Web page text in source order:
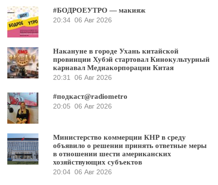
#БОДРОЕУТРО — макияж
20:34 06 Авг 2026
Накануне в городе Ухань китайской
провинции Хубэй стартовал Кинокультурный
карнавал Медиакорпорации Китая
20:31 06 Авг 2026
#подкаст@radiometro
20:05 06 Авг 2026
Министерство коммерции КНР в среду
объявило о решении принять ответные меры
в отношении шести американских
хозяйствующих субъектов
20:04 06 Авг 2026